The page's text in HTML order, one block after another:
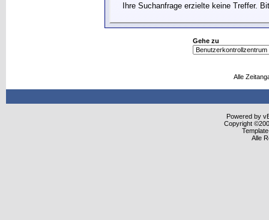
Ihre Suchanfrage erzielte keine Treffer.
Gehe zu
Alle
Powered by
Copyright
Alle